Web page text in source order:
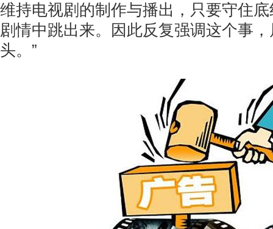
维持电视剧的制作与播出，只要守住
剧情中跳出来。因此反复强调这个事
头。”